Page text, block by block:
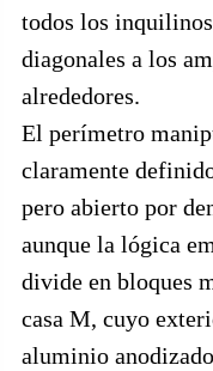
todos los
diagonales a los
alrededores.
El perímetro
claramente
pero abierto por
aunque la lógica
divide en bloques
casa M, cuyo
aluminio